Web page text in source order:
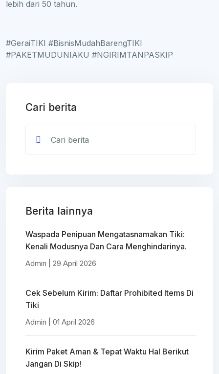
lebih dari 50 tahun.
#GeraiTIKI #BisnisMudahBarengTIKI
#PAKETMUDUNIAKU #NGIRIMTANPASKIP
Cari berita
Berita lainnya
Waspada Penipuan Mengatasnamakan Tiki:
Kenali Modusnya Dan Cara Menghindarinya.
Admin | 29 April 2026
Cek Sebelum Kirim: Daftar Prohibited Items Di
Tiki
Admin | 01 April 2026
Kirim Paket Aman & Tepat Waktu Hal Berikut
Jangan Di Skip!